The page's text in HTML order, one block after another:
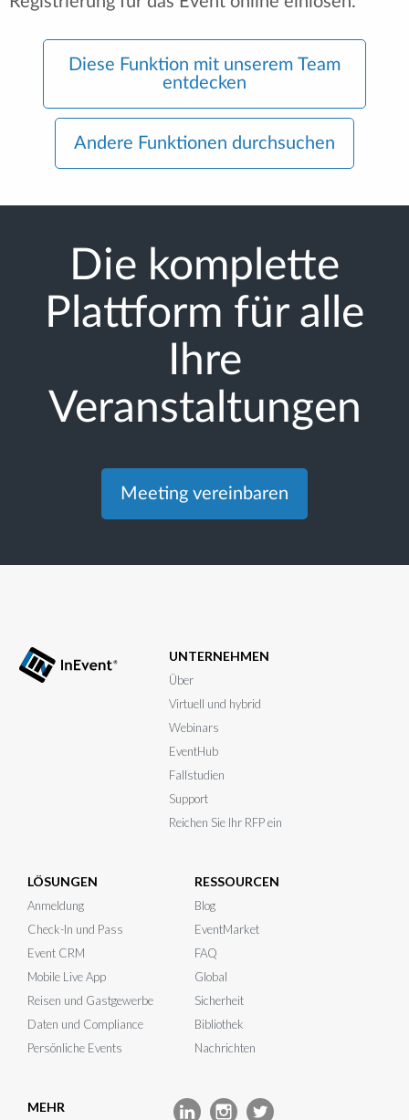
Diese Funktion mit unserem Team
entdecken
Andere Funktionen durchsuchen
Die komplette
Plattform für alle
Ihre
Veranstaltungen
Meeting vereinbaren
UNTERNEHMEN
Über
Virtuell und hybrid
Webinars
EventHub
Fallstudien
Support
Reichen Sie Ihr RFP ein
LÖSUNGEN
Anmeldung
Check-In und Pass
Event CRM
Mobile Live App
Reisen und Gastgewerbe
Daten und Compliance
Persönliche Events
RESSOURCEN
Blog
EventMarket
FAQ
Global
Sicherheit
Bibliothek
Nachrichten
MEHR